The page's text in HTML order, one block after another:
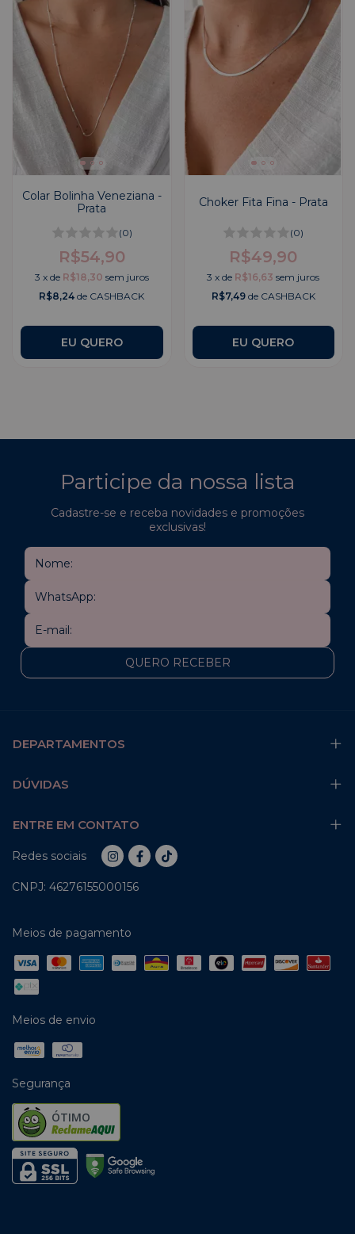
Colar Bolinha Veneziana -
Prata
(0)
R$54,90
3 x de R$18,30 sem juros
R$8,24 de CASHBACK
Choker Fita Fina - Prata
(0)
R$49,90
3 xde R$16,63 sem juros
R$7,49de CASHBACK
Participe da nossa lista
Cadastre-se e receba novidades e promoções
exclusivas!
DEPARTAMENTOS
DÚVIDAS
ENTRE EM CONTATO
Redes sociais
CNPJ: 46276155000156
Meios de pagamento
Meios de envio
Segurança
ÓTIMO